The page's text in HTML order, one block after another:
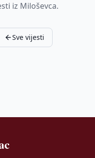
iz Miloševca.
Sve vijesti